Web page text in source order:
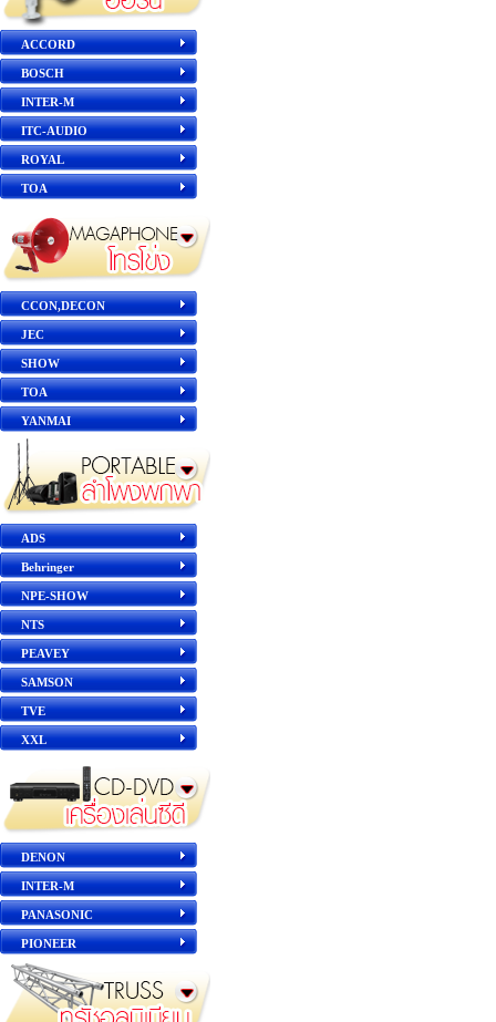
ACCORD
BOSCH
INTER-M
ITC-AUDIO
ROYAL
TOA
CCON,DECON
JEC
SHOW
TOA
YANMAI
ADS
Behringer
NPE-SHOW
NTS
PEAVEY
SAMSON
TVE
XXL
DENON
INTER-M
PANASONIC
PIONEER